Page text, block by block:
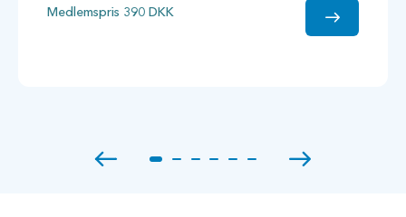
Medlemspris 390 DKK